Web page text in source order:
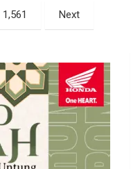
1,561 Next